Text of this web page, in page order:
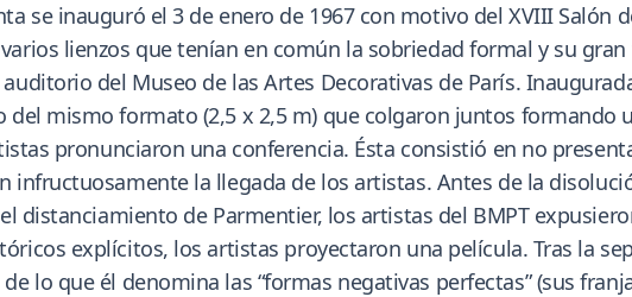
se inauguró el 3 de enero de 1967 con motivo del XVIII Salón
lienzos que tenían en común la sobriedad formal y su
del Museo de las Artes Decorativas de París.
mismo formato (2,5 x 2,5 m) que colgaron juntos formando
pronunciaron una conferencia. Ésta consistió en no
infructuosamente la llegada de los artistas. Antes de la
distanciamiento de Parmentier, los artistas del BMPT
explícitos, los artistas proyectaron una película. Tras la
lo que él denomina las “formas negativas perfectas” (sus